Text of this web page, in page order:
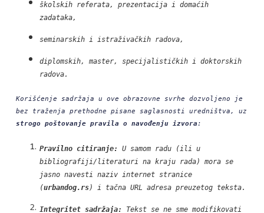
školskih referata, prezentacija i domaćih
zadataka,
seminarskih i istraživačkih radova,
diplomskih, master, specijalističkih i doktorskih
radova.
Korišćenje sadržaja u ove obrazovne svrhe dozvoljeno je
bez traženja prethodne pisane saglasnosti uredništva, uz
strogo poštovanje pravila o navođenju izvora :
Pravilno citiranje:
U samom radu (ili u
bibliografiji/literaturi na kraju rada) mora se
jasno navesti naziv internet stranice
(urbandog.rs) i tačna URL adresa preuzetog teksta.
Integritet sadržaja:
Tekst se ne sme modifikovati